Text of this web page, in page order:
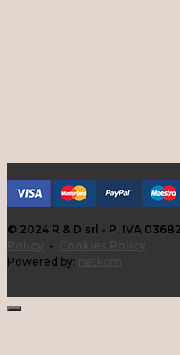
© 2024 R & D srl - P. IVA
-
Powered by: